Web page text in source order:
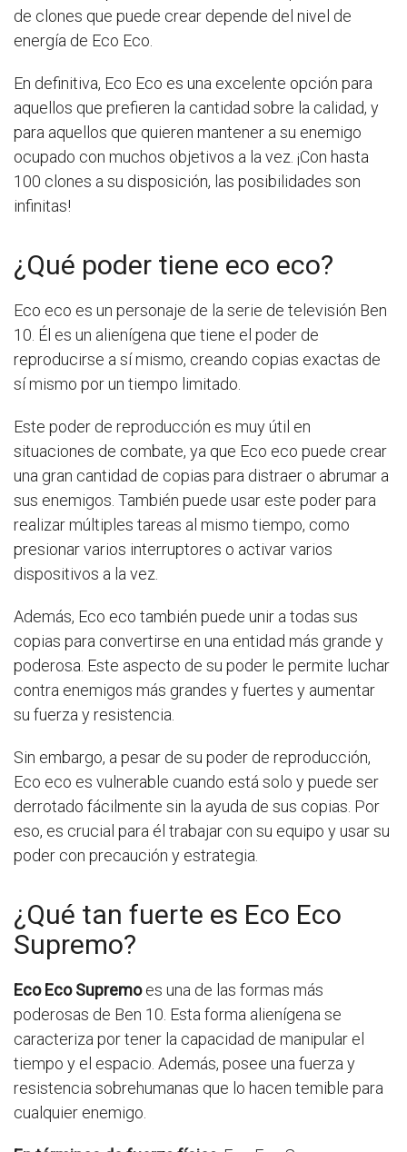
de clones que puede crear depende del nivel de
energía de Eco Eco.
En definitiva, Eco Eco es una excelente opción para
aquellos que prefieren la cantidad sobre la calidad, y
para aquellos que quieren mantener a su enemigo
ocupado con muchos objetivos a la vez. ¡Con hasta
100 clones a su disposición, las posibilidades son
infinitas!
¿Qué poder tiene eco eco?
Eco eco es un personaje de la serie de televisión Ben
10. Él es un alienígena que tiene el poder de
reproducirse a sí mismo, creando copias exactas de
sí mismo por un tiempo limitado.
Este poder de reproducción es muy útil en
situaciones de combate, ya que Eco eco puede crear
una gran cantidad de copias para distraer o abrumar a
sus enemigos. También puede usar este poder para
realizar múltiples tareas al mismo tiempo, como
presionar varios interruptores o activar varios
dispositivos a la vez.
Además, Eco eco también puede unir a todas sus
copias para convertirse en una entidad más grande y
poderosa. Este aspecto de su poder le permite luchar
contra enemigos más grandes y fuertes y aumentar
su fuerza y ​​resistencia.
Sin embargo, a pesar de su poder de reproducción,
Eco eco es vulnerable cuando está solo y puede ser
derrotado fácilmente sin la ayuda de sus copias. Por
eso, es crucial para él trabajar con su equipo y usar su
poder con precaución y estrategia.
¿Qué tan fuerte es Eco Eco
Supremo?
Eco Eco Supremoes una de las formas más
poderosas de Ben 10. Esta forma alienígena se
caracteriza por tener la capacidad de manipular el
tiempo y el espacio. Además, posee una fuerza y
resistencia sobrehumanas que lo hacen temible para
cualquier enemigo.